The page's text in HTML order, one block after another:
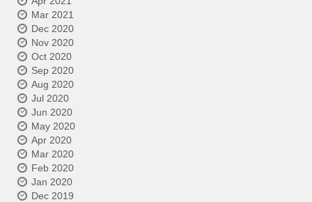
Mar 2021
Dec 2020
Nov 2020
Oct 2020
Sep 2020
Aug 2020
Jul 2020
Jun 2020
May 2020
Apr 2020
Mar 2020
Feb 2020
Jan 2020
Dec 2019